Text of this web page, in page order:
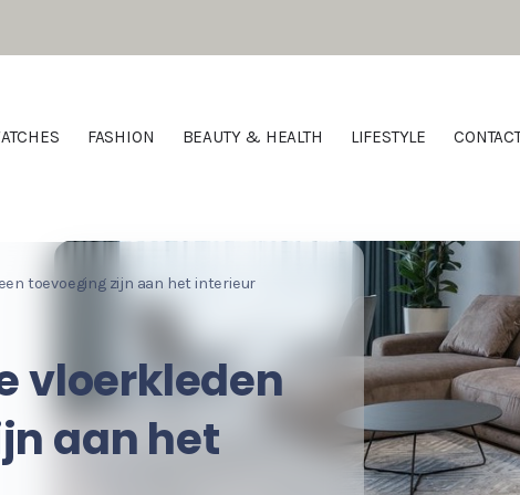
FASHION BEAUTY & HEALTH LIFESTYLE
toevoeging zijn aan het interieur
vloerkleden
aan het